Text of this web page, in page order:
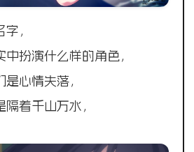
，
扮演什么样的角色，
心情失落，
着千山万水，